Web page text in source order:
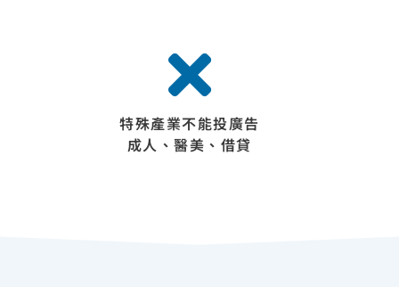
特殊產業不能投廣告
成人、醫美、借貸